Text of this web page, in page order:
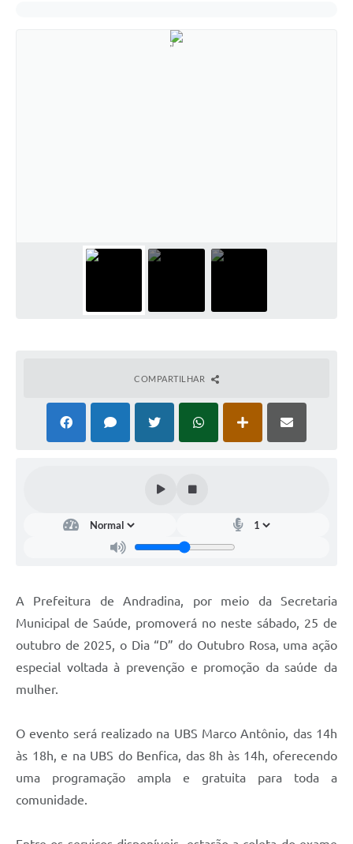
COMPARTILHAR
A Prefeitura de Andradina, por meio da Secretaria
Municipal de Saúde, promoverá no neste sábado, 25 de
outubro de 2025, o Dia “D” do Outubro Rosa, uma ação
especial voltada à prevenção e promoção da saúde da
mulher.
O evento será realizado na UBS Marco Antônio, das 14h
às 18h, e na UBS do Benfica, das 8h às 14h, oferecendo
uma programação ampla e gratuita para toda a
comunidade.